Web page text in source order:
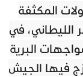
من المحاولات المكثفة
الليطاني، في
البرية
فيها الجيش